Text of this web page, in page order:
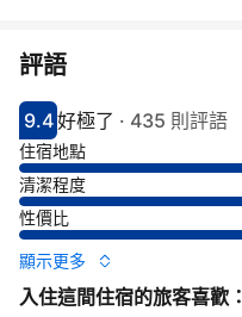
評語
分數9.4分
9.4
評比好極了
好極了 · 435 則評語
住宿地點
清潔程度
性價比
顯示更多
入住這間住宿的旅客喜歡：